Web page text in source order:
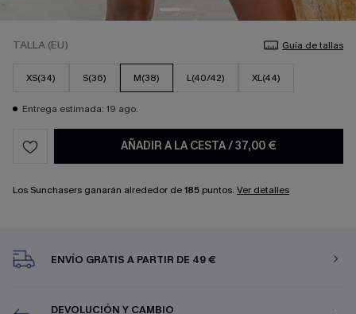
TALLA (EU) Guía de tallas
XS(34) S(36) M(38) L(40/42) XL(44)
Entrega estimada: 19 ago.
AÑADIR A LA CESTA/37,00 €
Los Sunchasers ganarán alrededor de185 puntos. Ver detalles
ENVÍO GRATIS A PARTIR DE 49 €
DEVOLUCIÓN Y CAMBIO